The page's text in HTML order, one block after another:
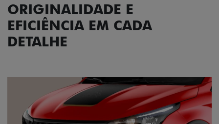
ORIGINALIDADE E
EFICIÊNCIA EM CADA
DETALHE